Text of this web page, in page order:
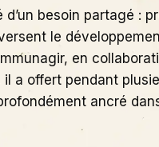
besoin partagé :
le
en
a offert pendant
ancré